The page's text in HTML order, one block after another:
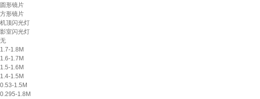
圆形镜片
方形镜片
机顶闪光灯
影室闪光灯
无
1.7-1.8M
1.6-1.7M
1.5-1.6M
1.4-1.5M
0.53-1.5M
0.295-1.8M